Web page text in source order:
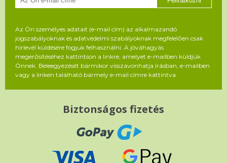
Az Ön személyes adatait (e-mail cím) az alkalmazandó
jogszabályoknak és adatvédelmi szabályoknak megfelelően csak
hírlevél küldésére fogjuk felhasználni. A jóváhagyás
megerősítéséhez kattintson a linkre, amelyet e-mailben küldjük
Önnek. Beleegyezését bármikor visszavonhatja írásban, e-mailben
vagy a linken található bármely e-mail címre kattintva.
Biztonságos fizetés